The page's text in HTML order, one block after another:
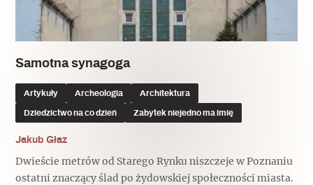
Kruchość rzeczy
Wywiady
Dolnośląski Indiana Jones
Jak wskrzesić smak
Ludzie
Biskupin - rezerwat archeologiczny
Muzea od nowa
Popularne
Narodowego Muzeum Techniki
Zobacz również
Patronaty
MonumentApp
Mapa skojarzeń
Krakowskie Kawiarnie
Samotna synagoga
Artykuły Archeologia Architektura
Dziedzictwo na co dzień Zabytek niejedno ma imię
Jakub Głaz
Dwieście metrów od Starego Rynku niszczeje w Poznaniu
ostatni znaczący ślad po żydowskiej społeczności miasta.